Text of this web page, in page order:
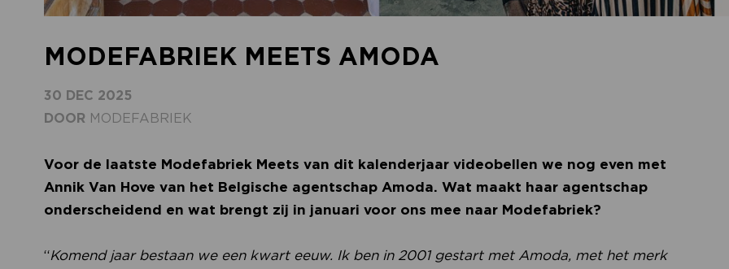
MODEFABRIEK MEETS AMODA
30 DEC 2025
DOOR MODEFABRIEK
Voor de laatste Modefabriek Meets van dit kalenderjaar videobellen we nog even met
Annik Van Hove van het Belgische agentschap Amoda. Wat maakt haar agentschap
onderscheidend en wat brengt zij in januari voor ons mee naar Modefabriek?
“Komend jaar bestaan we een kwart eeuw. Ik ben in 2001 gestart met Amoda, met het merk